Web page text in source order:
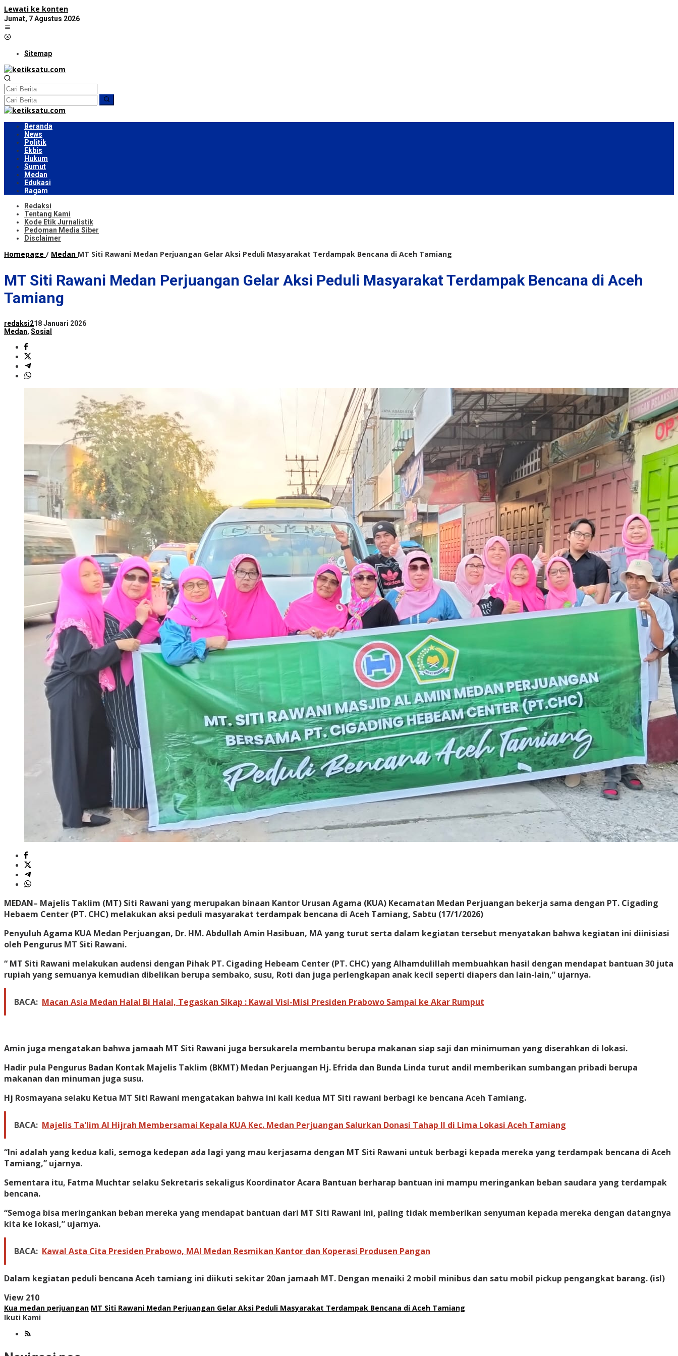
Lewati ke konten
Jumat, 7 Agustus 2026
Sitemap
Beranda
News
Politik
Ekbis
Hukum
Sumut
Medan
Edukasi
Ragam
Redaksi
Tentang Kami
Kode Etik Jurnalistik
Pedoman Media Siber
Disclaimer
Homepage / Medan MT Siti Rawani Medan Perjuangan Gelar Aksi Peduli Masyarakat Terdampak Bencana di Aceh Tamiang
MT Siti Rawani Medan Perjuangan Gelar Aksi Peduli Masyarakat Terdampak Bencana di Aceh
Tamiang
redaksi218 Januari 2026
Medan, Sosial
MEDAN– Majelis Taklim (MT) Siti Rawani yang merupakan binaan Kantor Urusan Agama (KUA) Kecamatan Medan Perjuangan bekerja sama dengan PT. Cigading
Hebaem Center (PT. CHC) melakukan aksi peduli masyarakat terdampak bencana di Aceh Tamiang, Sabtu (17/1/2026)
Penyuluh Agama KUA Medan Perjuangan, Dr. HM. Abdullah Amin Hasibuan, MA yang turut serta dalam kegiatan tersebut menyatakan bahwa kegiatan ini diinisiasi
oleh Pengurus MT Siti Rawani.
“ MT Siti Rawani melakukan audensi dengan Pihak PT. Cigading Hebeam Center (PT. CHC) yang Alhamdulillah membuahkan hasil dengan mendapat bantuan 30 juta
rupiah yang semuanya kemudian dibelikan berupa sembako, susu, Roti dan juga perlengkapan anak kecil seperti diapers dan lain-lain,” ujarnya.
BACA: Macan Asia Medan Halal Bi Halal, Tegaskan Sikap : Kawal Visi-Misi Presiden Prabowo Sampai ke Akar Rumput
Amin juga mengatakan bahwa jamaah MT Siti Rawani juga bersukarela membantu berupa makanan siap saji dan minimuman yang diserahkan di lokasi.
Hadir pula Pengurus Badan Kontak Majelis Taklim (BKMT) Medan Perjuangan Hj. Efrida dan Bunda Linda turut andil memberikan sumbangan pribadi berupa
makanan dan minuman juga susu.
Hj Rosmayana selaku Ketua MT Siti Rawani mengatakan bahwa ini kali kedua MT Siti rawani berbagi ke bencana Aceh Tamiang.
BACA: Majelis Ta'lim Al Hijrah Membersamai Kepala KUA Kec. Medan Perjuangan Salurkan Donasi Tahap II di Lima Lokasi Aceh Tamiang
“Ini adalah yang kedua kali, semoga kedepan ada lagi yang mau kerjasama dengan MT Siti Rawani untuk berbagi kepada mereka yang terdampak bencana di Aceh
Tamiang,” ujarnya.
Sementara itu, Fatma Muchtar selaku Sekretaris sekaligus Koordinator Acara Bantuan berharap bantuan ini mampu meringankan beban saudara yang terdampak
bencana.
“Semoga bisa meringankan beban mereka yang mendapat bantuan dari MT Siti Rawani ini, paling tidak memberikan senyuman kepada mereka dengan datangnya
kita ke lokasi,” ujarnya.
BACA: Kawal Asta Cita Presiden Prabowo, MAI Medan Resmikan Kantor dan Koperasi Produsen Pangan
Dalam kegiatan peduli bencana Aceh tamiang ini diikuti sekitar 20an jamaah MT. Dengan menaiki 2 mobil minibus dan satu mobil pickup pengangkat barang. (isl)
View 210
Kua medan perjuangan MT Siti Rawani Medan Perjuangan Gelar Aksi Peduli Masyarakat Terdampak Bencana di Aceh Tamiang
Ikuti Kami